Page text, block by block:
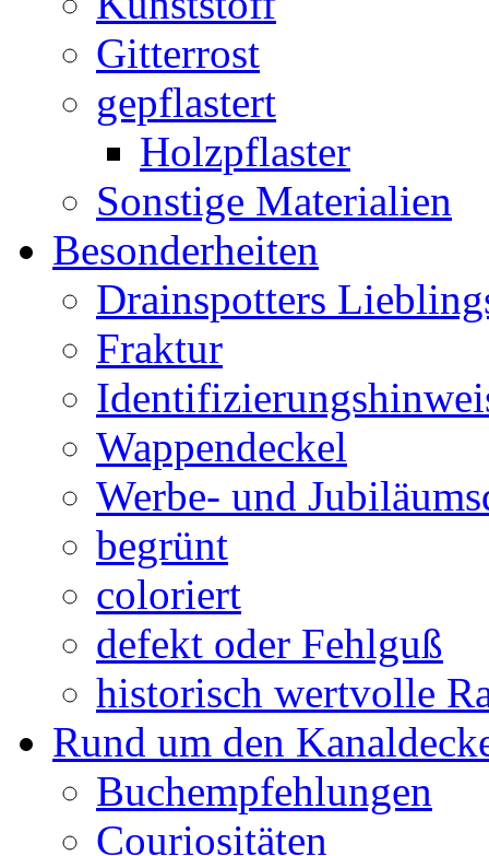
Gitterrost
gepflastert
Holzpflaster
Sonstige Materialien
Besonderheiten
Drainspotters
Fraktur
Wappendeckel
Werbe- und
begrünt
coloriert
defekt oder Fehlguß
historisch wertvolle
Rund um den
Buchempfehlungen
Couriositäten